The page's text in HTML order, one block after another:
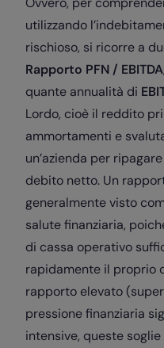
utilizzando
rischioso, si ricorre a
Rapporto PFN / EBITDA
quante annualità di
Lordo, cioè il reddito
ammortamenti e
un’azienda per
debito netto. Un
generalmente visto
salute finanziaria,
di cassa operativo
rapidamente il proprio
rapporto elevato
pressione finanziaria
intensive, queste